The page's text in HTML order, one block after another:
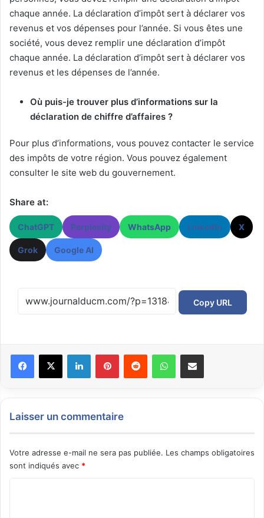
chaque année. La déclaration d’impôt sert à déclarer vos
revenus et vos dépenses pour l’année. Si vous êtes une
société, vous devez remplir une déclaration d’impôt
chaque année. La déclaration d’impôt sert à déclarer vos
revenus et les dépenses de l’année.
Où puis-je trouver plus d’informations sur la
déclaration de chiffre d’affaires ?
Pour plus d’informations, vous pouvez contacter le service
des impôts de votre région. Vous pouvez également
consulter le site web du gouvernement.
Share at:
ChatGPT Perplexity WhatsApp LinkedIn X
Grok Google AI
Copy URL
Laisser un commentaire
Votre adresse e-mail ne sera pas publiée. Les champs obligatoires
sont indiqués avec *